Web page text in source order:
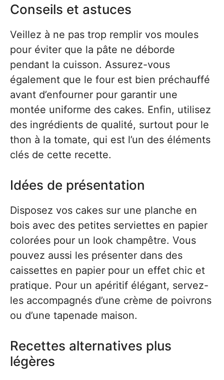
Conseils et astuces
Veillez à ne pas trop remplir vos moules
pour éviter que la pâte ne déborde
pendant la cuisson. Assurez-vous
également que le four est bien préchauffé
avant d’enfourner pour garantir une
montée uniforme des cakes. Enfin, utilisez
des ingrédients de qualité, surtout pour le
thon à la tomate, qui est l’un des éléments
clés de cette recette.
Idées de présentation
Disposez vos cakes sur une planche en
bois avec des petites serviettes en papier
colorées pour un look champêtre. Vous
pouvez aussi les présenter dans des
caissettes en papier pour un effet chic et
pratique. Pour un apéritif élégant, servez-
les accompagnés d’une crème de poivrons
ou d’une tapenade maison.
Recettes alternatives plus
légères